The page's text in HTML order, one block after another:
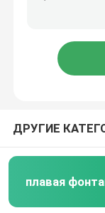
Проект
ДРУГИЕ
плавая